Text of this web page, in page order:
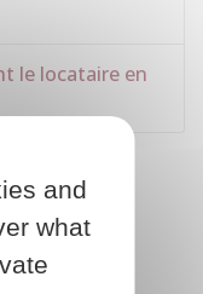
le locataire en
and
what